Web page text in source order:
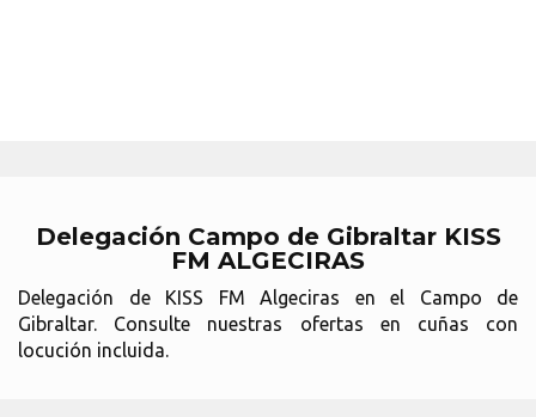
Delegación Campo de Gibraltar KISS
FM ALGECIRAS
Delegación de KISS FM Algeciras en el Campo de
Gibraltar. Consulte nuestras ofertas en cuñas con
locución incluida.